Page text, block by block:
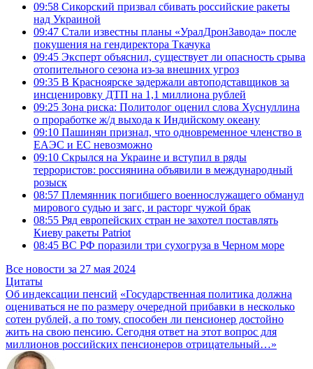
09:58 Сикорский призвал сбивать российские ракеты
над Украиной
09:47 Стали известны планы «УралДронЗавода» после
покушения на гендиректора Ткачука
09:45 Эксперт объяснил, существует ли опасность срыва
отопительного сезона из-за внешних угроз
09:35 В Красноярске задержали автоподставщиков за
инсценировку ДТП на 1,1 миллиона рублей
09:25 Зона риска: Политолог оценил слова Хуснуллина
о проработке ж/д выхода к Индийскому океану
09:10 Пашинян признал, что одновременное членство в
ЕАЭС и ЕС невозможно
09:10 Скрылся на Украине и вступил в ряды
террористов: россиянина объявили в международный
розыск
08:57 Племянник погибшего военнослужащего обманул
мирового судью и загс, и расторг чужой брак
08:55 Ряд европейских стран не захотел поставлять
Киеву ракеты Patriot
08:45 ВС РФ поразили три сухогруза в Черном море
Все новости за 27 мая 2024
Цитаты
Об индексации пенсий «Государственная политика должна
оцениваться не по размеру очередной прибавки в несколько
сотен рублей, а по тому, способен ли пенсионер достойно
жить на свою пенсию. Сегодня ответ на этот вопрос для
миллионов российских пенсионеров отрицательный…»